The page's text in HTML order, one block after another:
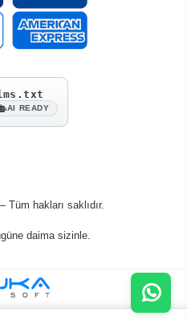
AI READY
hakları saklıdır.
daima sizinle.